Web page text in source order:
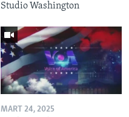
Studio Washington
MART 24, 2025